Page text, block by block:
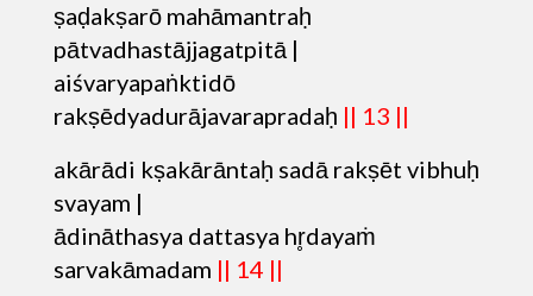
ṣaḍakṣarō mahāmantraḥ
pātvadhastājjagatpitā |
aiśvaryapaṅktidō
rakṣēdyadurājavarapradaḥ || 13 ||
akārādi kṣakārāntaḥ sadā rakṣēt vibhuḥ
svayam |
ādināthasya dattasya hr̥dayaṁ
sarvakāmadam || 14 ||